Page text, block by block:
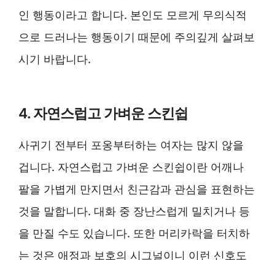
인 행동이라고 합니다. 본인도 모르게 무의식적
으로 드러나는 행동이기 때문에 주의깊게 살펴보
시기 바랍니다.
4. 자연스럽고 가벼운 스킨쉽
사귀기 전부터 포옹부터하는 여자는 많지 않을
겁니다. 자연스럽고 가벼운 스킨쉽이란 어깨나
팔을 가볍게 만지면서 친근감과 관심을 표현하는
것을 말합니다. 대화 중 장난스럽게 밀치거나 등
을 만질 수도 있습니다. 또한 머리카락을 터치하
는 것은 애정과 보호의 시그널이니 이런 신호도